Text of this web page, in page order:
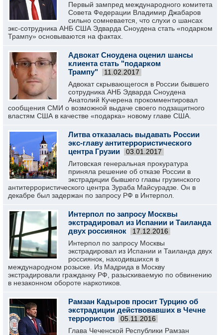
Первый зампред международного комитета
Совета Федерации Владимир Джабаров
сильно сомневается, что слухи о шансах
экс-сотрудника АНБ США Эдварда Сноудена стать «подарком
Трампу» основываются на фактах.
Адвокат Сноудена оценил шансы
клиента стать "подарком
Трампу"
11.02.2017
Адвокат скрывающегося в России бывшего
сотрудника АНБ Эдварда Сноудена
Анатолий Кучерена прокомментировал
сообщения СМИ о возможной выдаче своего подзащитного
властям США в качестве «подарка» новому главе США.
Литва отказалась выдавать России
экс-главу антитеррористического
центра Грузии
03.01.2017
Литовская генеральная прокуратура
приняла решение об отказе России в
экстрадиции бывшего главы грузинского
антитеррористического центра Зураба Майсурадзе. Он в
декабре был задержан по запросу РФ в Интерпол.
Интерпол по запросу Москвы
экстрадировал из Испании и Таиланда
двух россиянок
17.12.2016
Интерпол по запросу Москвы
экстрадировал из Испании и Таиланда двух
россиянок, находившихся в
международном розыске. Из Мадрида в Москву
экстрадировали гражданку РФ, разыскиваемую по обвинению
в незаконном обороте наркотиков.
Рамзан Кадыров просит Турцию об
экстрадиции действовавших в Чечне
террористов
05.11.2016
Глава Чеченской Республики Рамзан